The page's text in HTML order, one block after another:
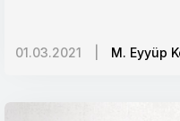
01.03.2021 M. Eyyüp